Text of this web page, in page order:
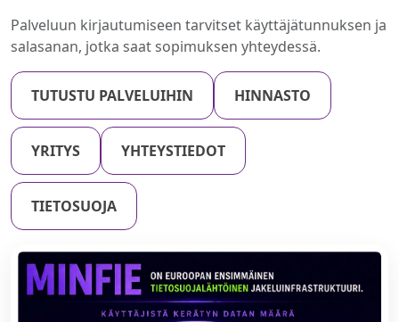
Palveluun kirjautumiseen tarvitset käyttäjätunnuksen ja
salasanan, jotka saat sopimuksen yhteydessä.
TUTUSTU PALVELUIHIN HINNASTO
YRITYS YHTEYSTIEDOT
TIETOSUOJA